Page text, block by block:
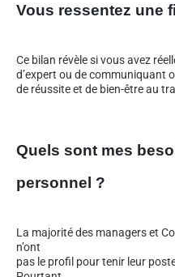
Vous ressentez une
Ce bilan révèle si vous avez
d’expert ou de communiquant
de réussite et de bien-être au
Quels sont mes
personnel ?
La majorité des managers et
n’ont
pas le profil pour tenir leur